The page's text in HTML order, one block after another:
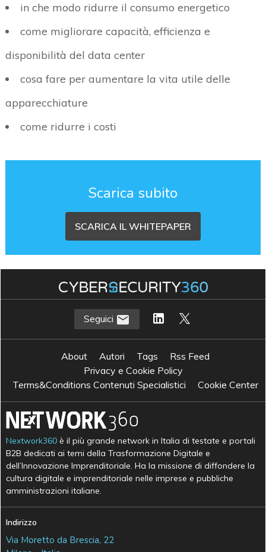
in che modo ridurre il consumo energetico
come migliorare capacità, efficienza e
disponibilità del data center
cosa fare per aumentare la vita utile delle
apparecchiature
come ridurre i costi
Scarica subito
SCARICA IL WHITEPAPER
Seguici
About Autori Tags
Rss Feed
Privacy e Cookie Policy
Terms&Conditions Contenuti Specialistici
Cookie Center
Nextwork360 è il più grande network in Italia di testate e portali
B2B dedicati ai temi della Trasformazione Digitale e
dell’Innovazione Imprenditoriale. Ha la missione di diffondere la
cultura digitale e imprenditoriale nelle imprese e pubbliche
amministrazioni italiane.
Indirizzo
Via Moretto da Brescia, 22